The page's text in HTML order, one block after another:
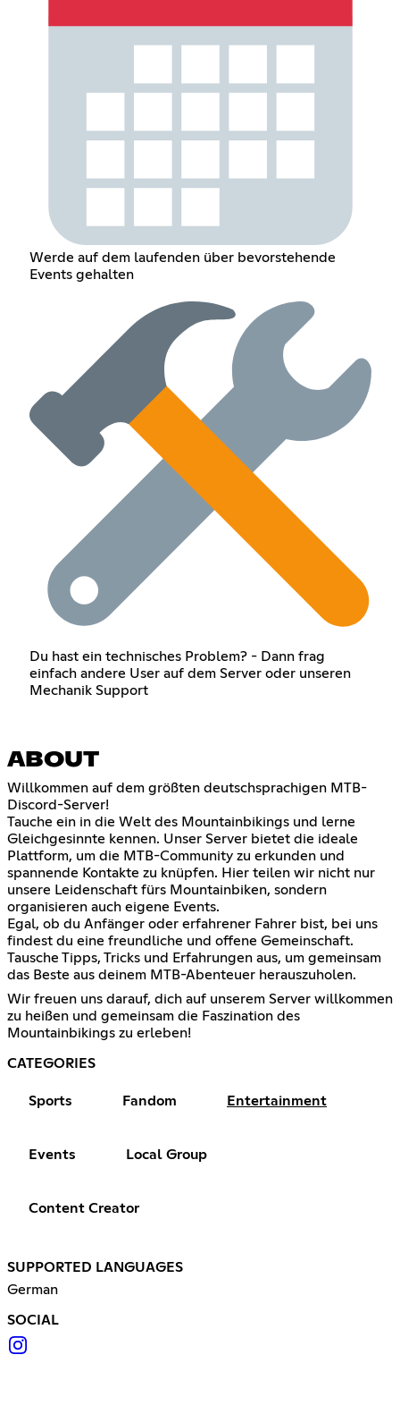
Werde auf dem laufenden über bevorstehende
Events gehalten
Du hast ein technisches Problem? - Dann frag
einfach andere User auf dem Server oder unseren
Mechanik Support
ABOUT
Willkommen auf dem größten deutschsprachigen MTB-
Discord-Server!
Tauche ein in die Welt des Mountainbikings und lerne
Gleichgesinnte kennen. Unser Server bietet die ideale
Plattform, um die MTB-Community zu erkunden und
spannende Kontakte zu knüpfen. Hier teilen wir nicht nur
unsere Leidenschaft fürs Mountainbiken, sondern
organisieren auch eigene Events.
Egal, ob du Anfänger oder erfahrener Fahrer bist, bei uns
findest du eine freundliche und offene Gemeinschaft.
Tausche Tipps, Tricks und Erfahrungen aus, um gemeinsam
das Beste aus deinem MTB-Abenteuer herauszuholen.
Wir freuen uns darauf, dich auf unserem Server willkommen
zu heißen und gemeinsam die Faszination des
Mountainbikings zu erleben!
CATEGORIES
Sports Fandom Entertainment
Events Local Group
Content Creator
SUPPORTED LANGUAGES
German
SOCIAL